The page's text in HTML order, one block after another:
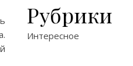
Рубрики
Интересное